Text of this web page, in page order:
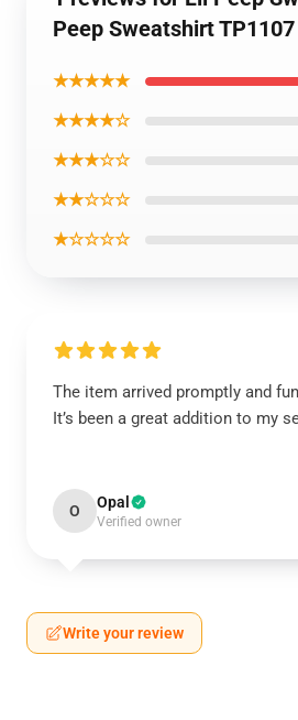
Peep Sweatshirt TP1107
★★★★★
★★★★☆
★★★☆☆
★★☆☆☆
★☆☆☆☆
The item arrived promptly and
It’s been a great addition to my
O Opal
Verified owner
Write your review